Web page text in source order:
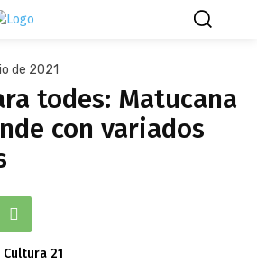
de 2021
todes: Matucana
con variados
21